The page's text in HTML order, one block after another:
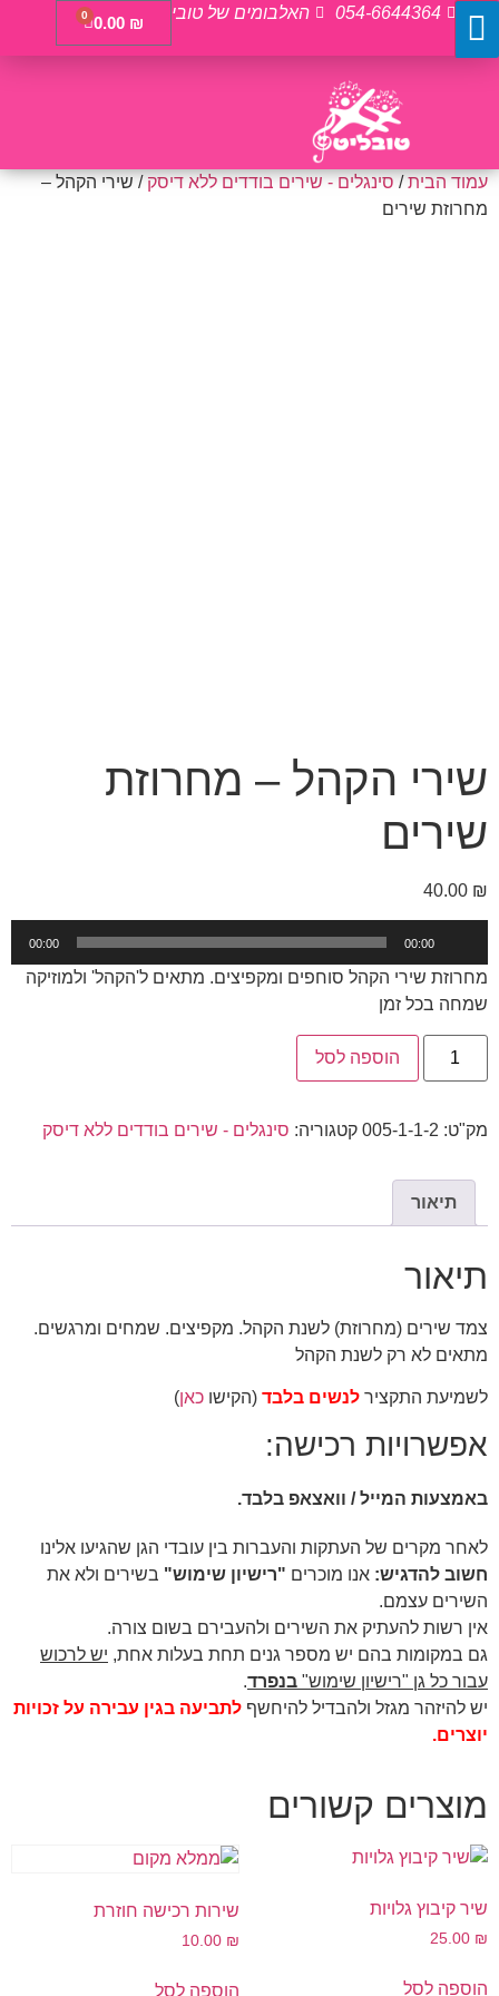
054-6644364 האלבומים של טובי
0.00 ₪
0
עמוד הבית/סינגלים - שירים בודדים ללא דיסק/ שירי הקהל –
מחרוזת שירים
שירי הקהל – מחרוזת
שירים
40.00 ₪
00:00
00:00
מחרוזת שירי הקהל סוחפים ומקפיצים. מתאים ל'הקהל' ולמוזיקה
שמחה בכל זמן
הוספה לסל
מק"ט: 005-1-1-2 קטגוריה: סינגלים - שירים בודדים ללא דיסק
תיאור
תיאור
צמד שירים (מחרוזת) לשנת הקהל. מקפיצים. שמחים ומרגשים.
מתאים לא רק לשנת הקהל
לשמיעת התקציר לנשים בלבד (הקישו כאן)
אפשרויות רכישה:
באמצעות המייל / וואצאפ בלבד.
לאחר מקרים של העתקות והעברות בין עובדי הגן שהגיעו אלינו
חשוב להדגיש: אנו מוכרים "רישיון שימוש" בשירים ולא את
השירים עצמם.
אין רשות להעתיק את השירים ולהעבירם בשום צורה.
גם במקומות בהם יש מספר גנים תחת בעלות אחת, יש לרכוש
עבור כל גן "רישיון שימוש" בנפרד.
יש להיזהר מגזל ולהבדיל להיחשף לתביעה בגין עבירה על זכויות
יוצרים.
מוצרים קשורים
שיר קיבוץ גלויות
25.00 ₪
הוספה לסל
שירות רכישה חוזרת
10.00 ₪
הוספה לסל